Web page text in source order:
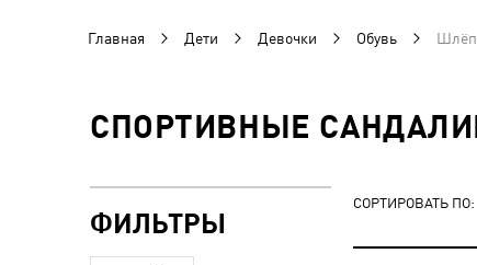
Главная Дети Девочки Обувь
СПОРТИВНЫЕ
СОРТИРОВАТЬ ПО:
ФИЛЬТРЫ